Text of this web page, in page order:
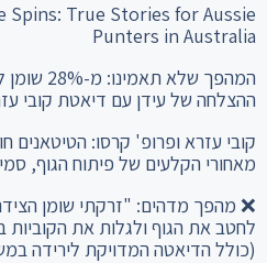
Spins: True Stories for Aussie
Punters in Australia
המהפך
ההצלחה של עידן עם דיאטת קובי
קובי עזרא ופרופ' קרסו:
מאחורי הקלעים של פיתוח הגוף,
❌ מהפך מדהים: "זרקתי שומן
(כולל הדיאטה המדויקת לירידה